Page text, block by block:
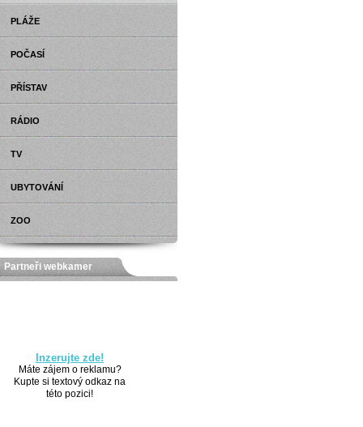
PLÁŽE
POČASÍ
PŘÍSTAV
RÁDIO
TV
UBYTOVÁNÍ
ZOO
Partneři webkamer
Inzerujte zde!
Máte zájem o reklamu?
Kupte si textový odkaz na
této pozici!